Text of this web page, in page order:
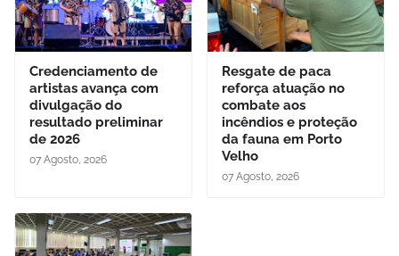
Credenciamento de
artistas avança com
divulgação do
resultado preliminar
de 2026
07 Agosto, 2026
Resgate de paca
reforça atuação no
combate aos
incêndios e proteção
da fauna em Porto
Velho
07 Agosto, 2026